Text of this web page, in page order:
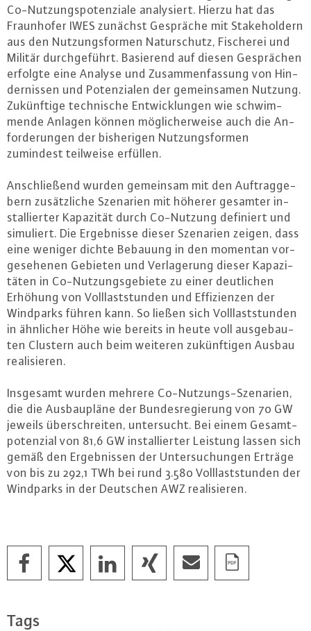
Co-Nut­zungs­po­ten­zia­le ana­ly­siert. Hierzu hat das
Fraun­ho­fer IWES zunächst Gespräche mit Sta­ke­hol­dern
aus den Nut­zungs­for­men Na­tur­schutz, Fischerei und
Militär durch­ge­führt. Basierend auf diesen Ge­sprä­chen
erfolgte eine Analyse und Zu­sam­men­fas­sung von Hin­
der­nis­sen und Po­ten­zia­len der ge­mein­sa­men Nutzung.
Zu­künf­ti­ge tech­ni­sche Ent­wick­lun­gen wie schwim­
men­de Anlagen können mög­li­cher­wei­se auch die An­
for­de­run­gen der bis­he­ri­gen Nut­zungs­for­men
zumindest teilweise erfüllen.
An­schlie­ßend wurden gemeinsam mit den Auf­trag­ge­
bern zu­sätz­li­che Szenarien mit höherer gesamter in­
stal­lier­ter Kapazität durch Co-Nut­zung definiert und
simuliert. Die Er­geb­nis­se dieser Szenarien zeigen, dass
eine weniger dichte Bebauung in den momentan vor­
ge­se­he­nen Gebieten und Ver­la­ge­rung dieser Ka­pa­zi­
tä­ten in Co-Nut­zungs­ge­bie­te zu einer deut­li­chen
Erhöhung von Voll­last­stun­den und Ef­fi­zi­en­zen der
Windparks führen kann. So ließen sich Voll­last­stun­den
in ähnlicher Höhe wie bereits in heute voll aus­ge­bau­
ten Clustern auch beim weiteren zu­künf­ti­gen Ausbau
rea­li­sie­ren.
Insgesamt wurden mehrere Co-Nut­zungs-Sze­na­ri­en,
die die Aus­bau­plä­ne der Bun­des­re­gie­rung von 70 GW
jeweils über­schrei­ten, un­ter­sucht. Bei einem Ge­samt­
po­ten­zi­al von 81,6 GW in­stal­lier­ter Leistung lassen sich
gemäß den Er­geb­nis­sen der Un­ter­su­chun­gen Erträge
von bis zu 292,1 TWh bei rund 3.580 Voll­last­stun­den der
Windparks in der Deutschen AWZ rea­li­sie­ren.
Tags